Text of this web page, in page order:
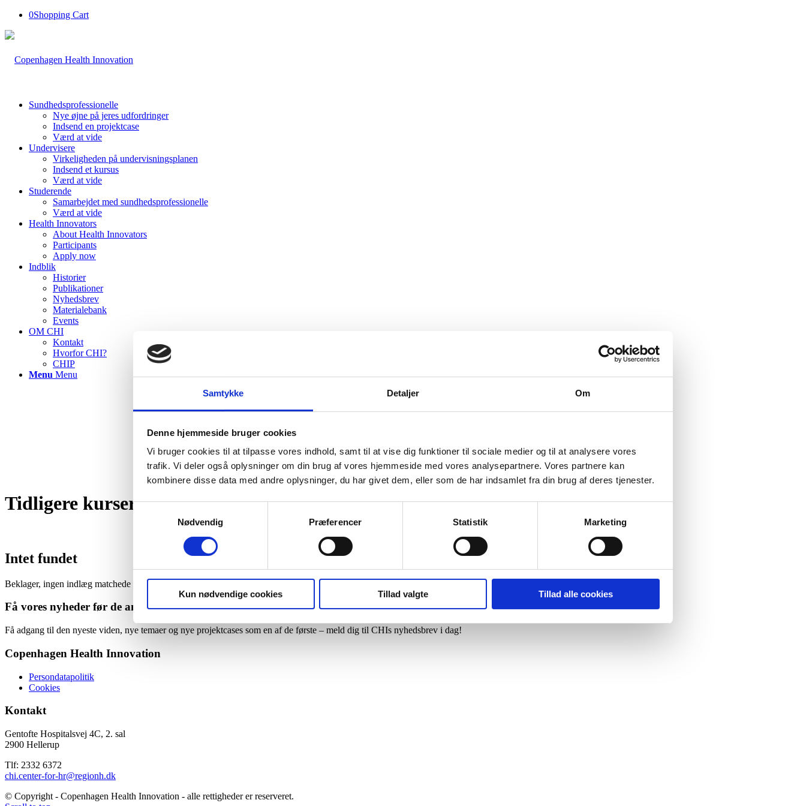
Samtykke Detaljer Om
Denne hjemmeside bruger cookies
Vi bruger cookies til at tilpasse vores indhold, samt til at vise dig funktioner til sociale medier og til at analysere vores
trafik. Vi deler også oplysninger om din brug af vores hjemmeside med vores analysepartnere. Vores partnere kan
kombinere disse data med andre oplysninger, du har givet dem, eller som de har indsamlet fra din brug af deres tjenester.
Samtykkevalg
Nødvendig
Præferencer Statistik Marketing
Kun nødvendige cookies Tillad valgte Tillad alle cookies
0Shopping Cart
Sundhedsprofessionelle
Nye øjne på jeres udfordringer
Indsend en projektcase
Værd at vide
Undervisere
Virkeligheden på undervisningsplanen
Indsend et kursus
Værd at vide
Studerende
Samarbejdet med sundhedsprofessionelle
Værd at vide
Health Innovators
About Health Innovators
Participants
Apply now
Indblik
Historier
Publikationer
Nyhedsbrev
Materialebank
Events
OM CHI
Kontakt
Hvorfor CHI?
CHIP
Menu Menu
Tidligere kurser
Intet fundet
Beklager, ingen indlæg matchede dine kriterier.
Få vores nyheder før de andre!
Få adgang til den nyeste viden, nye temaer og nye projektcases som en af de første – meld dig til CHIs nyhedsbrev i dag!
Copenhagen Health Innovation
Persondatapolitik
Cookies
Kontakt
Gentofte Hospitalsvej 4C, 2. sal
2900 Hellerup
Tlf: 2332 6372
chi.center-for-hr@regionh.dk
© Copyright - Copenhagen Health Innovation - alle rettigheder er reserveret.